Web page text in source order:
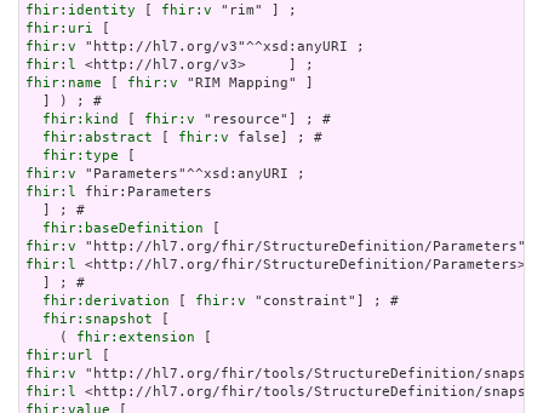
fhir:identity [ fhir:v
fhir:uri
fhir:v
fhir:l
fhir:name [ fhir:v "RIM Mapping" ]
  ] ) ; #
fhir:kind
[ fhir:v "resource"] ; #
fhir:abstract [ fhir:v false] ; #
fhir:type
fhir:v
fhir:l fhir:Parameters
  ] ; #
fhir:baseDefinition
fhir:v
fhir:l <http://hl7.org/fhir/StructureDefinition/Parameters>
  ] ; #
fhir:derivation [ fhir:v "constraint"] ; #
fhir:snapshot [
    (
fhir:extension
fhir:url
fhir:v
fhir:l
fhir:value